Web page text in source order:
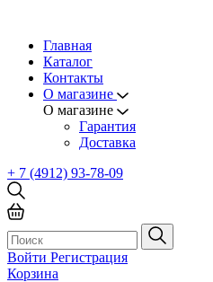
Главная
Каталог
Контакты
О магазине
О магазине
Гарантия
Доставка
+ 7 (4912) 93-78-09
Войти Регистрация
Корзина